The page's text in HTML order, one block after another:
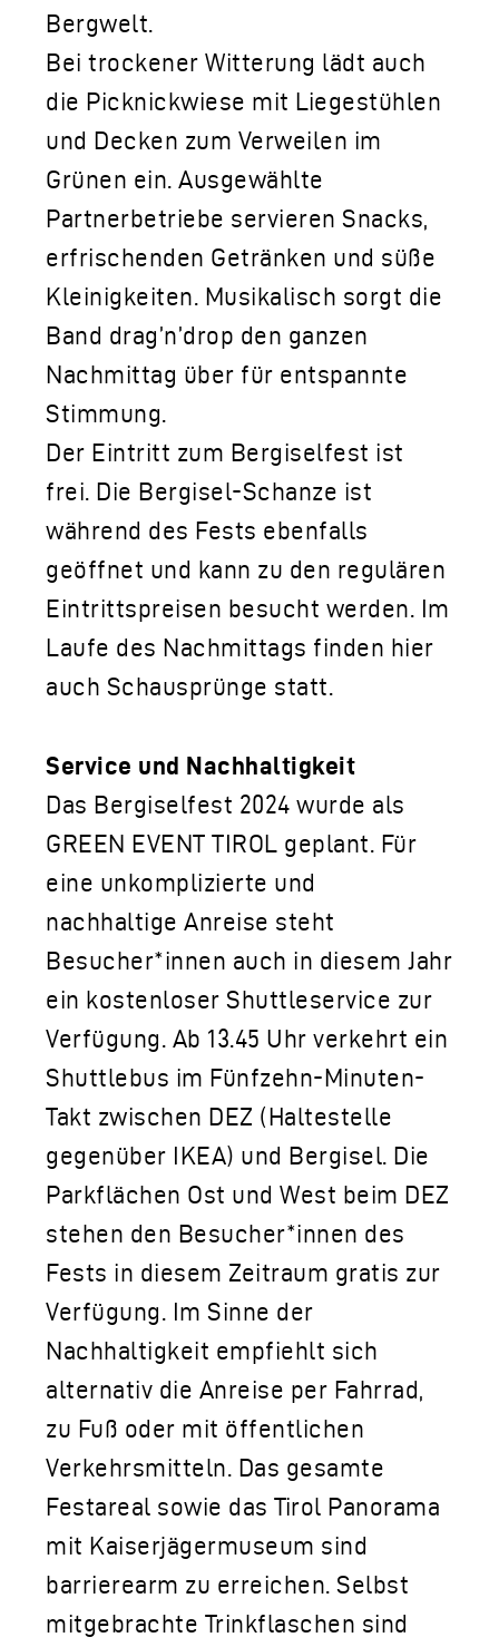
Bergwelt.
Bei trockener Witterung lädt auch
die Picknickwiese mit Liegestühlen
und Decken zum Verweilen im
Grünen ein. Ausgewählte
Partnerbetriebe servieren Snacks,
erfrischenden Getränken und süße
Kleinigkeiten. Musikalisch sorgt die
Band drag’n’drop den ganzen
Nachmittag über für entspannte
Stimmung.
Der Eintritt zum Bergiselfest ist
frei. Die Bergisel-Schanze ist
während des Fests ebenfalls
geöffnet und kann zu den regulären
Eintrittspreisen besucht werden. Im
Laufe des Nachmittags finden hier
auch Schausprünge statt.
Service und Nachhaltigkeit
Das Bergiselfest 2024 wurde als
GREEN EVENT TIROL geplant. Für
eine unkomplizierte und
nachhaltige Anreise steht
Besucher*innen auch in diesem Jahr
ein kostenloser Shuttleservice zur
Verfügung. Ab 13.45 Uhr verkehrt ein
Shuttlebus im Fünfzehn-Minuten-
Takt zwischen DEZ (Haltestelle
gegenüber IKEA) und Bergisel. Die
Parkflächen Ost und West beim DEZ
stehen den Besucher*innen des
Fests in diesem Zeitraum gratis zur
Verfügung. Im Sinne der
Nachhaltigkeit empfiehlt sich
alternativ die Anreise per Fahrrad,
zu Fuß oder mit öffentlichen
Verkehrsmitteln. Das gesamte
Festareal sowie das Tirol Panorama
mit Kaiserjägermuseum sind
barrierearm zu erreichen. Selbst
mitgebrachte Trinkflaschen sind